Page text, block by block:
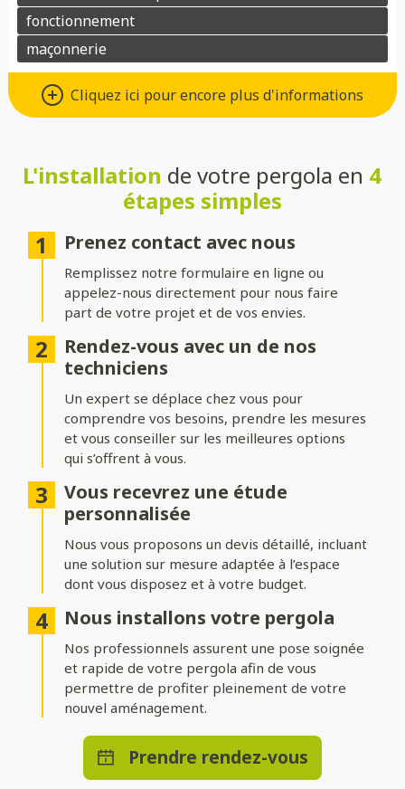
Cliquez ici pour encore plus d'informations
Matériaux : Aluminium ou bois
Choisissez l’aluminium pour une pergola au design moderne,
cas, ces matériaux allient esthétisme et durabilité.
Toitures : Rigide, bioclimatique ou
toile
Choisissez une toiture rigide en verre ou polycarbonate pour
une protection optimale, une toiture bioclimatique à lames
orientables pour gérer l’ensoleillement, ou une toile pour une
ambiance légère et aérée.
Structure : Indépendante ou
adossée
Installez votre pergola où vous le souhaitez ! Une structure
indépendante permet de créer un espace isolé au cœur du
jardin, tandis qu’une pergola adossée prolonge
harmonieusement votre maison.
Nombreuses options de
personnalisation
Ajoutez des stores ou parois pour vous protéger du vent,
intégrez un éclairage LED pour profiter d’agréables soirées, ou
un bénéficier d’un confort absolu en toute saison.
L'installation de votre pergola en 4
étapes simples
Prenez contact avec nous
Remplissez notre formulaire en ligne ou
appelez-nous directement pour nous faire
part de votre projet et de vos envies.
Rendez-vous avec un de nos
techniciens
Un expert se déplace chez vous pour
comprendre vos besoins, prendre les mesures
et vous conseiller sur les meilleures options
qui s’offrent à vous.
Vous recevrez une étude
personnalisée
Nous vous proposons un devis détaillé, incluant
une solution sur mesure adaptée à l’espace
dont vous disposez et à votre budget.
Nous installons votre pergola
Nos professionnels assurent une pose soignée
et rapide de votre pergola afin de vous
permettre de profiter pleinement de votre
nouvel aménagement.
Prendre rendez-vous